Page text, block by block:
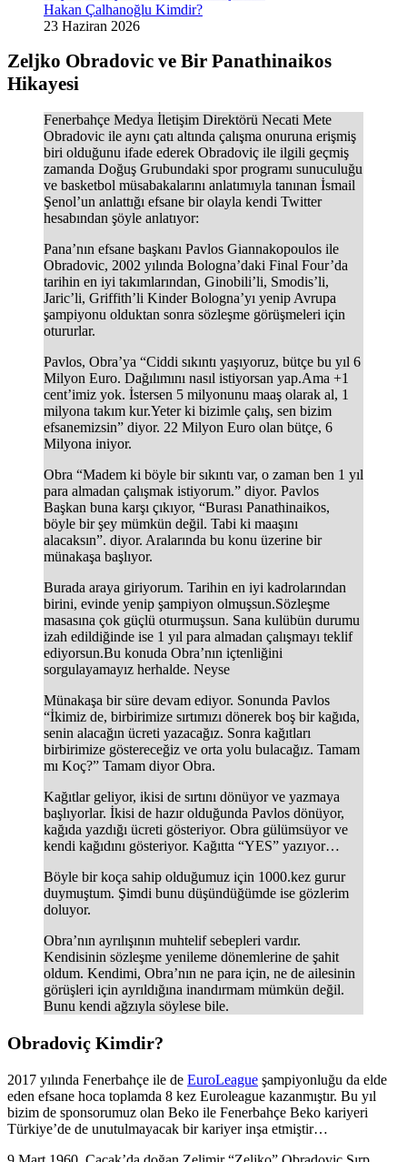
Hakan Çalhanoğlu Kimdir?
23 Haziran 2026
Zeljko Obradovic ve Bir Panathinaikos
Hikayesi
Fenerbahçe Medya İletişim Direktörü Necati Mete
Obradovic ile aynı çatı altında çalışma onuruna erişmiş
biri olduğunu ifade ederek Obradoviç ile ilgili geçmiş
zamanda Doğuş Grubundaki spor programı sunuculuğu
ve basketbol müsabakalarını anlatımıyla tanınan İsmail
Şenol’un anlattığı efsane bir olayla kendi Twitter
hesabından şöyle anlatıyor:
Pana’nın efsane başkanı Pavlos Giannakopoulos ile
Obradovic, 2002 yılında Bologna’daki Final Four’da
tarihin en iyi takımlarından, Ginobili’li, Smodis’li,
Jaric’li, Griffith’li Kinder Bologna’yı yenip Avrupa
şampiyonu olduktan sonra sözleşme görüşmeleri için
otururlar.
Pavlos, Obra’ya “Ciddi sıkıntı yaşıyoruz, bütçe bu yıl 6
Milyon Euro. Dağılımını nasıl istiyorsan yap.Ama +1
cent’imiz yok. İstersen 5 milyonunu maaş olarak al, 1
milyona takım kur.Yeter ki bizimle çalış, sen bizim
efsanemizsin” diyor. 22 Milyon Euro olan bütçe, 6
Milyona iniyor.
Obra “Madem ki böyle bir sıkıntı var, o zaman ben 1 yıl
para almadan çalışmak istiyorum.” diyor. Pavlos
Başkan buna karşı çıkıyor, “Burası Panathinaikos,
böyle bir şey mümkün değil. Tabi ki maaşını
alacaksın”. diyor. Aralarında bu konu üzerine bir
münakaşa başlıyor.
Burada araya giriyorum. Tarihin en iyi kadrolarından
birini, evinde yenip şampiyon olmuşsun.Sözleşme
masasına çok güçlü oturmuşsun. Sana kulübün durumu
izah edildiğinde ise 1 yıl para almadan çalışmayı teklif
ediyorsun.Bu konuda Obra’nın içtenliğini
sorgulayamayız herhalde. Neyse
Münakaşa bir süre devam ediyor. Sonunda Pavlos
“İkimiz de, birbirimize sırtımızı dönerek boş bir kağıda,
senin alacağın ücreti yazacağız. Sonra kağıtları
birbirimize göstereceğiz ve orta yolu bulacağız. Tamam
mı Koç?” Tamam diyor Obra.
Kağıtlar geliyor, ikisi de sırtını dönüyor ve yazmaya
başlıyorlar. İkisi de hazır olduğunda Pavlos dönüyor,
kağıda yazdığı ücreti gösteriyor. Obra gülümsüyor ve
kendi kağıdını gösteriyor. Kağıtta “YES” yazıyor…
Böyle bir koça sahip olduğumuz için 1000.kez gurur
duymuştum. Şimdi bunu düşündüğümde ise gözlerim
doluyor.
Obra’nın ayrılışının muhtelif sebepleri vardır.
Kendisinin sözleşme yenileme dönemlerine de şahit
oldum. Kendimi, Obra’nın ne para için, ne de ailesinin
görüşleri için ayrıldığına inandırmam mümkün değil.
Bunu kendi ağzıyla söylese bile.
Obradoviç Kimdir?
2017 yılında Fenerbahçe ile de EuroLeague şampiyonluğu da elde
eden efsane hoca toplamda 8 kez Euroleague kazanmıştır. Bu yıl
bizim de sponsorumuz olan Beko ile Fenerbahçe Beko kariyeri
Türkiye’de de unutulmayacak bir kariyer inşa etmiştir…